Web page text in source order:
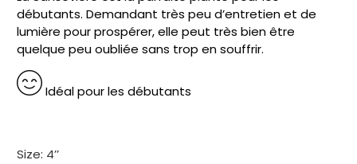
débutants. Demandant très peu d’entretien et de
lumière pour prospérer, elle peut très bien être
quelque peu oubliée sans trop en souffrir.
Idéal pour les débutants
Size: 4’’